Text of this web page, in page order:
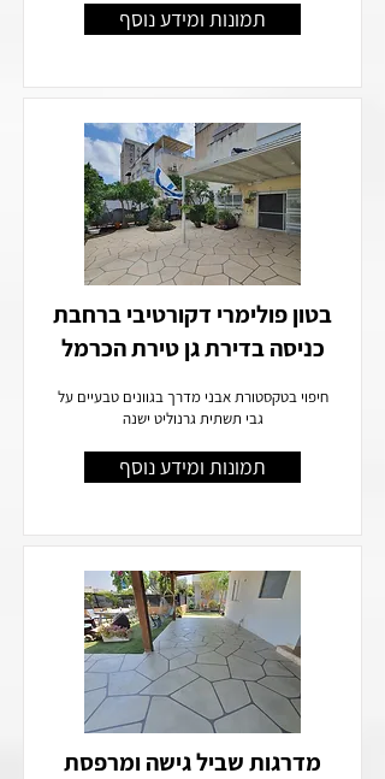
תמונות ומידע נוסף
בטון פולימרי דקורטיבי ברחבת
כניסה בדירת גן טירת הכרמל
חיפוי בטקסטורת אבני מדרך בגוונים טבעיים על
גבי תשתית גרנוליט ישנה
תמונות ומידע נוסף
מדרגות שביל גישה ומרפסת